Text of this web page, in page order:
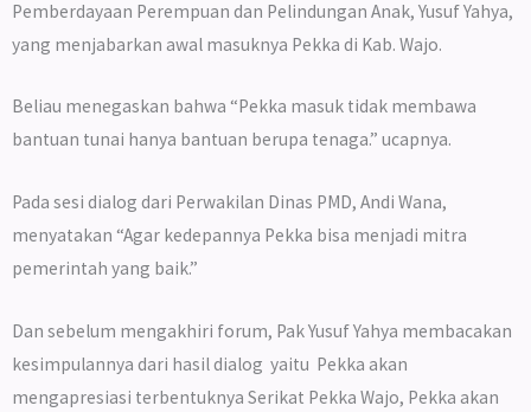
Pemberdayaan Perempuan dan Pelindungan Anak, Yusuf Yahya,
yang menjabarkan awal masuknya Pekka di Kab. Wajo.
Beliau menegaskan bahwa “Pekka masuk tidak membawa
bantuan tunai hanya bantuan berupa tenaga.” ucapnya.
Pada sesi dialog dari Perwakilan Dinas PMD, Andi Wana,
menyatakan “Agar kedepannya Pekka bisa menjadi mitra
pemerintah yang baik.”
Dan sebelum mengakhiri forum, Pak Yusuf Yahya membacakan
kesimpulannya dari hasil dialog yaitu Pekka akan
mengapresiasi terbentuknya Serikat Pekka Wajo, Pekka akan